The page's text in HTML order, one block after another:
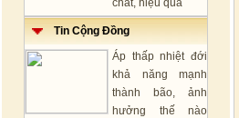
chất, hiệu quả
Tin Cộng Đồng
Áp thấp nhiệt đới
khả năng mạnh
thành bão, ảnh
hưởng thế nào